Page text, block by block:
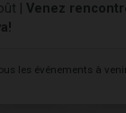
| Venez
les événements à venir